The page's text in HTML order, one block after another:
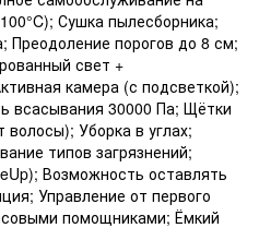
Сушка пылесборника;
порогов до 8 см;
свет +
камера (с подсветкой);
30000 Па; Щётки
Уборка в углах;
типов загрязнений;
Возможность оставлять
Управление от первого
помощниками; Ёмкий